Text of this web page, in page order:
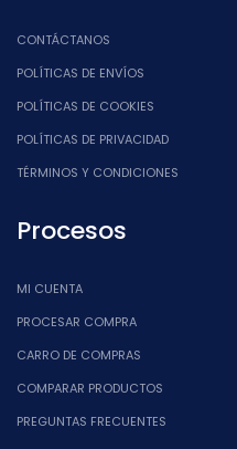
CONTÁCTANOS
POLÍTICAS DE ENVÍOS
POLÍTICAS DE COOKIES
POLÍTICAS DE PRIVACIDAD
TÉRMINOS Y CONDICIONES
Procesos
MI CUENTA
PROCESAR COMPRA
CARRO DE COMPRAS
COMPARAR PRODUCTOS
PREGUNTAS FRECUENTES